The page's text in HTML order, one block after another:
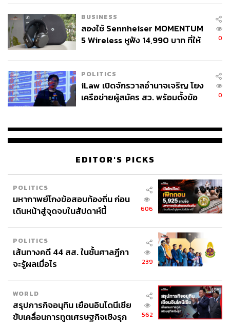
BUSINESS
ลองใช้ Sennheiser MOMENTUM
5 Wireless หูฟัง 14,990 บาท ที่ให้
0
POLITICS
iLaw เปิดจักรวาลอำนาจเจริญ โยง
เครือข่ายผู้สมัคร สว. พร้อมตั้งข้อ
0
EDITOR'S PICKS
POLITICS
มหากาพย์โกงข้อสอบท้องถิ่น ก่อน
เดินหน้าสู่จุดจบในสัปดาห์นี้
606
POLITICS
เส้นทางคดี 44 สส. ในชั้นศาลฎีกา
จะรู้ผลเมื่อไร
239
WORLD
สรุปภารกิจอนุทิน เยือนอินโดนีเซีย
ขับเคลื่อนการทูตเศรษฐกิจเชิงรุก
562